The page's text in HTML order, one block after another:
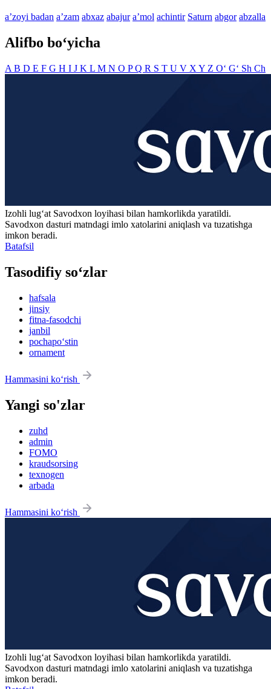
aʼzoyi badan aʼzam abxaz abajur aʼmol achintir Saturn abgor abzalla
Alifbo bo‘yicha
A B D E F G H I J K L M N O PQ R S T U V X Y Z O‘ G‘ Sh Ch
Izohli lugʻat Savodxon loyihasi bilan hamkorlikda yaratildi.
Savodxon dasturi matndagi imlo xatolarini aniqlash va tuzatishga
imkon beradi.
Batafsil
Tasodifiy so‘zlar
hafsala
jinsiy
fitna-fasodchi
janbil
pochapo‘stin
ornament
Hammasini ko‘rish
Yangi so'zlar
zuhd
admin
FOMO
kraudsorsing
texnogen
arbada
Hammasini ko‘rish
Izohli lugʻat Savodxon loyihasi bilan hamkorlikda yaratildi.
Savodxon dasturi matndagi imlo xatolarini aniqlash va tuzatishga
imkon beradi.